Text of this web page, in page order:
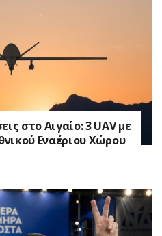
στο Αιγαίο: 3 UAV με
Εναέριου Χώρου